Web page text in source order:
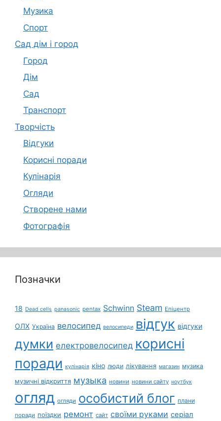
Музика
Спорт
Сад дім і город
Город
Дім
Сад
Транспорт
Творчість
Відгуки
Корисні поради
Кулінарія
Огляди
Створене нами
Фотографія
Позначки
18 Dead cells panasonic pentax Schwinn Steam Епіцентр
ОЛХ Україна велосипед велосипеди відгук відгуки
думки електровелосипед корисні
поради кулінарія кіно люди лікування магазин музика
музичні відкриття музыка новини новини сайту ноутбук
огляд огляди особистий блог плани
поради поїздки ремонт сайт своїми руками серіал